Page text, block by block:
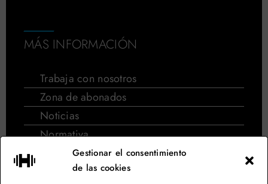
Gestionar el consentimiento
de las cookies
MÁS INFORMACIÓN
Trabaja con nosotros
Zona de abonados
Noticias
Normativa
Normativa de cursos de natación